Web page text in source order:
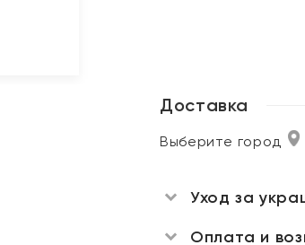
Доставка
Выберите город
Уход за
Оплата и